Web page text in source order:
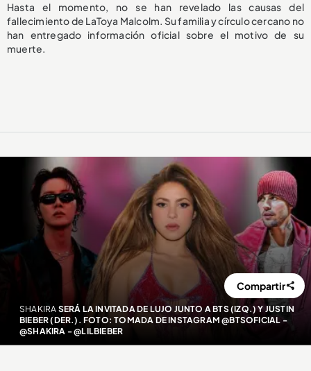
Hasta el momento, no se han revelado las causas del
fallecimiento de LaToya Malcolm. Su familia y círculo cercano no
han entregado información oficial sobre el motivo de su
muerte.
SHAKIRA SERÁ LA INVITADA DE LUJO JUNTO A BTS (IZQ.) Y JUSTIN
BIEBER (DER.). FOTO: TOMADA DE INSTAGRAM @BTSOFICIAL -
@SHAKIRA - @LILBIEBER
Compartir